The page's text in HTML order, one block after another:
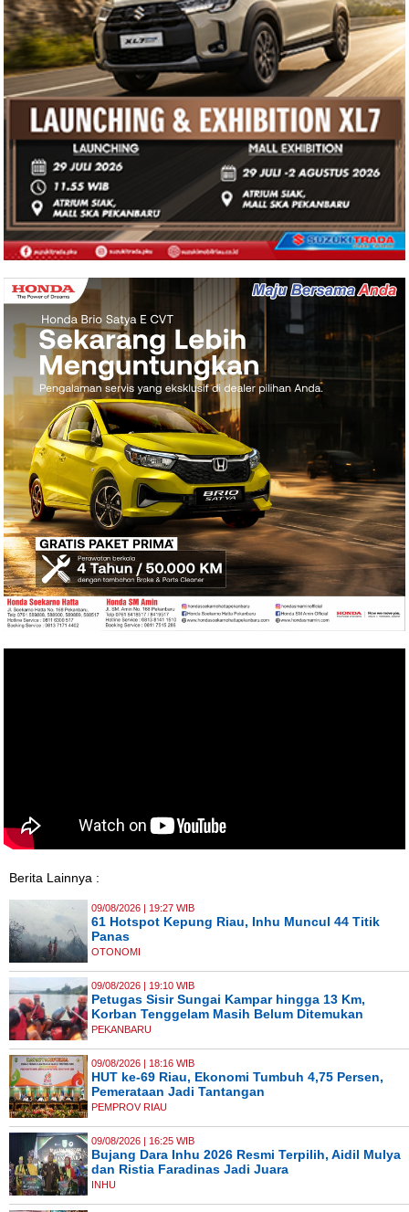
Berita Lainnya :
09/08/2026 | 19:27 WIB
61 Hotspot Kepung Riau, Inhu Muncul 44 Titik
Panas
OTONOMI
09/08/2026 | 19:10 WIB
Petugas Sisir Sungai Kampar hingga 13 Km,
Korban Tenggelam Masih Belum Ditemukan
PEKANBARU
09/08/2026 | 18:16 WIB
HUT ke-69 Riau, Ekonomi Tumbuh 4,75 Persen,
Pemerataan Jadi Tantangan
PEMPROV RIAU
09/08/2026 | 16:25 WIB
Bujang Dara Inhu 2026 Resmi Terpilih, Aidil Mulya
dan Ristia Faradinas Jadi Juara
INHU